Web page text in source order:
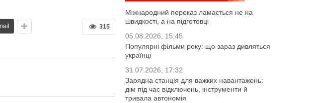
315
Міжнародний переказ ламається не на
швидкості, а на підготовці
05.08.2026, 15:45
Популярні фільми року: що зараз дивляться
українці
31.07.2026, 17:32
Зарядна станція для важких навантажень:
дім під час відключень, інструменти й
тривала автономія